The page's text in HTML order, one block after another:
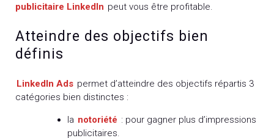
publicitaire LinkedIn peut vous être profitable.
Atteindre des objectifs bien
définis
LinkedIn Ads permet d’atteindre des objectifs répartis 3
catégories bien distinctes :
la notoriété : pour gagner plus d’impressions
publicitaires.